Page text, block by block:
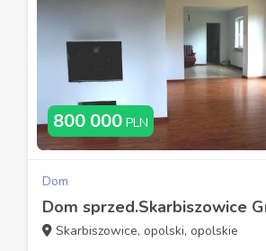
800 000 PLN
Dom
Skarbiszowice, opolski, opolskie